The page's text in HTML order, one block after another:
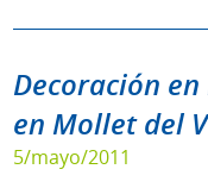
Decoración en
en Mollet del
5/mayo/2011